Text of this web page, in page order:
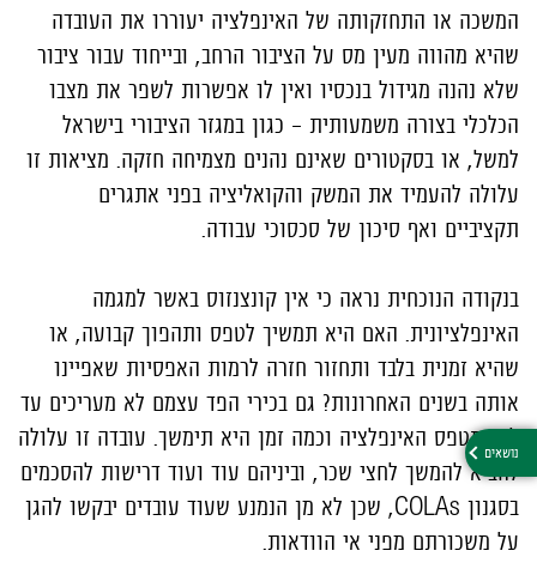
המשכה או התחזקותה של האינפלציה יעוררו את העובדה
שהיא מהווה מעין מס על הציבור הרחב, ובייחוד עבור ציבור
שלא נהנה מגידול בנכסיו ואין לו אפשרות לשפר את מצבו
הכלכלי בצורה משמעותית – כגון במגזר הציבורי בישראל
למשל, או בסקטורים שאינם נהנים מצמיחה חזקה. מציאות זו
עלולה להעמיד את המשק והקואליציה בפני אתגרים
תקציביים ואף סיכון של סכסוכי עבודה.
בנקודה הנוכחית נראה כי אין קונצנזוס באשר למגמה
האינפלציונית. האם היא תמשיך לטפס ותהפוך קבועה, או
שהיא זמנית בלבד ותחזור חזרה לרמות האפסיות שאפיינו
אותה בשנים האחרונות? גם בכירי הפד עצמם לא מעריכים עד
לאן תטפס האינפלציה וכמה זמן היא תימשך. עובדה זו עלולה
להביא להמשך לחצי שכר, וביניהם עוד ועוד דרישות להסכמים
בסגנון COLAs, שכן לא מן הנמנע שעוד עובדים יבקשו להגן
על משכורתם מפני אי הוודאות.